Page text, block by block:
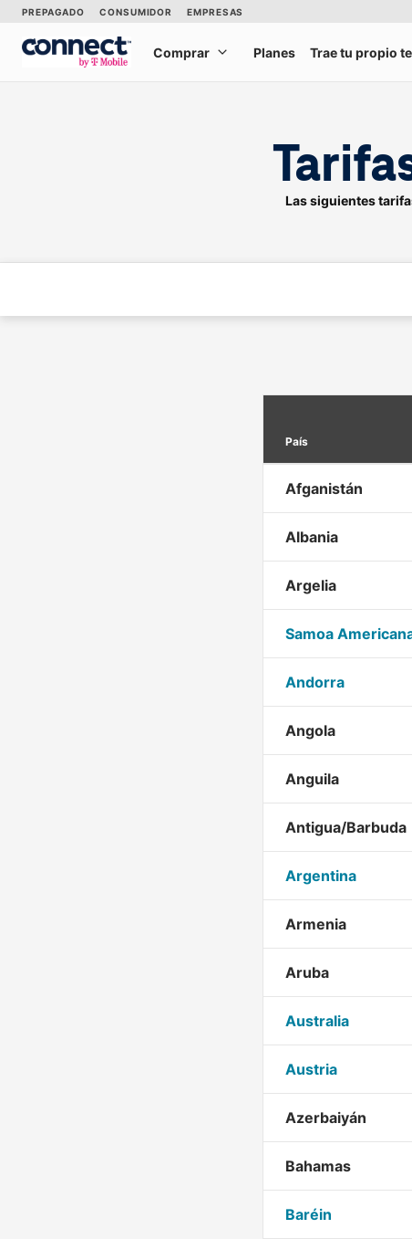
Saltar al contenido principal
Comprar CompraPlanes Trae tu propio
PREPAGADO CONSUMIDOR EMPRESAS
Las siguientes
País
Afganistán
Albania
Argelia
Samoa
Andorra
Angola
Anguila
Antigua/Barbuda
Argentina
Armenia
Aruba
Australia
Austria
Azerbaiyán
Bahamas
Baréin